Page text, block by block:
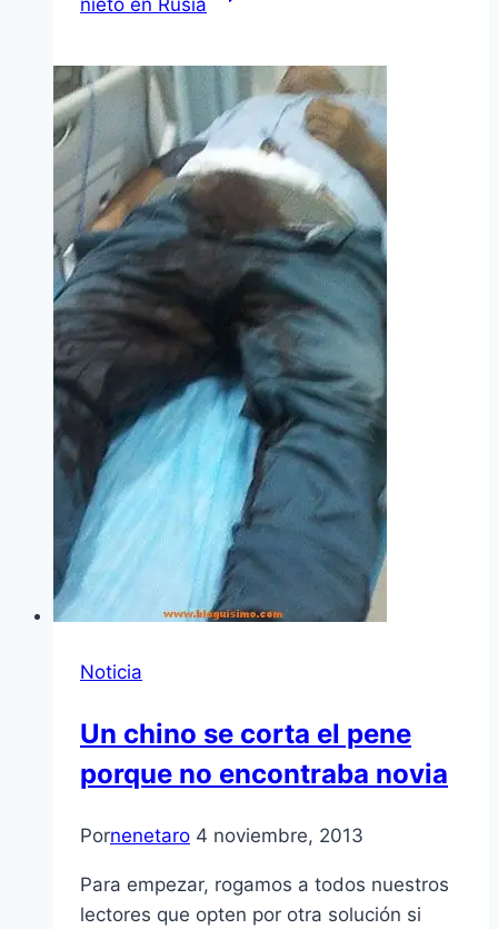
nieto en Rusia
Noticia
Un chino se corta el pene
porque no encontraba novia
Pornenetaro 4 noviembre, 2013
Para empezar, rogamos a todos nuestros
lectores que opten por otra solución si